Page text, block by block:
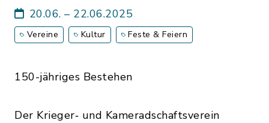
20.06. – 22.06.2025
Vereine Kultur Feste & Feiern
150-jähriges Bestehen
Der Krieger‐ und Kameradschaftsverein